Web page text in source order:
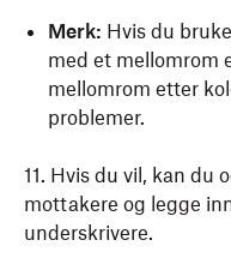
Merk: Hvis du
med et mellomrom
mellomrom etter
problemer.
11. Hvis du vil, kan du
mottakere og legge
underskrivere.